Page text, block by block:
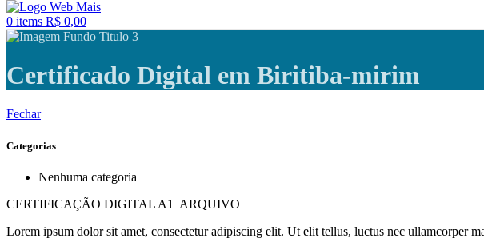
0 items R$ 0,00
Certificado Digital em Biritiba-mirim
Fechar
Categorias
Nenhuma categoria
CERTIFICAÇÃO DIGITAL A1 ARQUIVO
Lorem ipsum dolor sit amet, consectetur adipiscing elit. Ut elit tellus, luctus nec ullamcorper